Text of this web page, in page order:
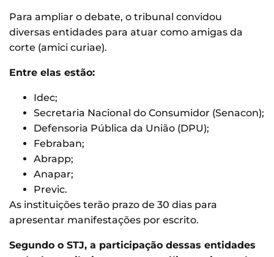
Para ampliar o debate, o tribunal convidou
diversas entidades para atuar como amigas da
corte (amici curiae).
Entre elas estão:
Idec;
Secretaria Nacional do Consumidor (Senacon);
Defensoria Pública da União (DPU);
Febraban;
Abrapp;
Anapar;
Previc.
As instituições terão prazo de 30 dias para
apresentar manifestações por escrito.
Segundo o STJ, a participação dessas entidades